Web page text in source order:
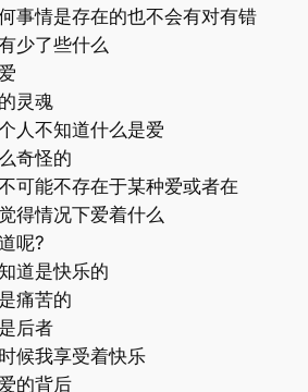
事情是存在的也不会有对有错
少了些什么
灵魂
人不知道什么是爱
奇怪的
可能不存在于某种爱或者在
得情况下爱着什么
呢?
道是快乐的
痛苦的
后者
候我享受着快乐
的背后